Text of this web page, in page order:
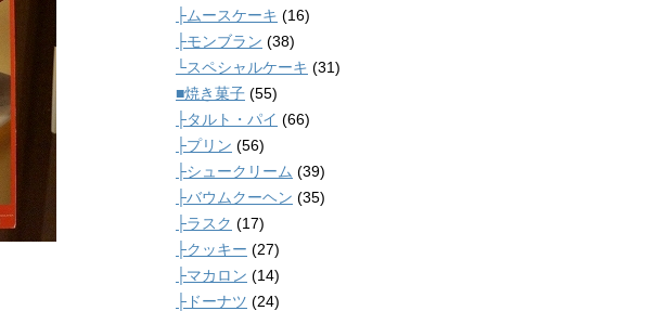
├ムースケーキ (16)
├モンブラン (38)
└スペシャルケーキ (31)
■焼き菓子 (55)
├タルト・パイ (66)
├プリン (56)
├シュークリーム (39)
├バウムクーヘン (35)
├ラスク (17)
├クッキー (27)
├マカロン (14)
├ドーナツ (24)